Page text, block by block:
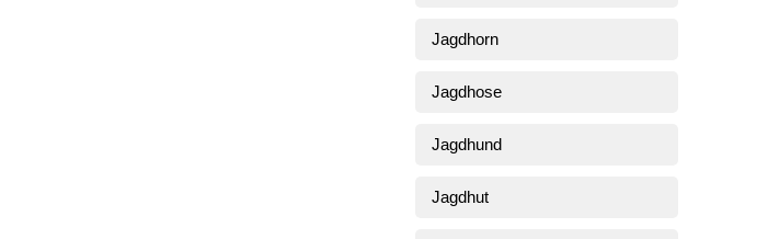
Jagdhorn
Jagdhose
Jagdhund
Jagdhut